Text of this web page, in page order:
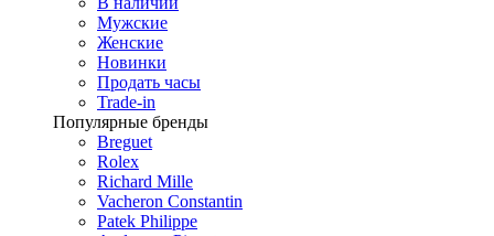
Мужские
Женские
Новинки
Продать часы
Trade-in
Популярные бренды
Breguet
Rolex
Richard Mille
Vacheron Constantin
Patek Philippe